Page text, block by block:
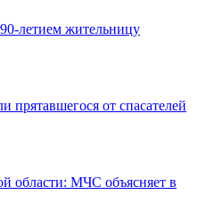
летием жительницу
прятавшегося от спасателей
области: МЧС объясняет в